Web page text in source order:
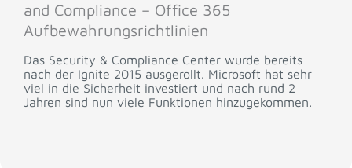
and Compliance – Office 365
Aufbewahrungsrichtlinien
Das Security & Compliance Center wurde bereits
nach der Ignite 2015 ausgerollt. Microsoft hat sehr
viel in die Sicherheit investiert und nach rund 2
Jahren sind nun viele Funktionen hinzugekommen.